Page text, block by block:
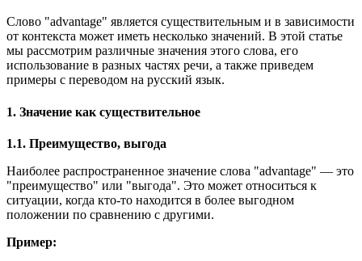
Слово "advantage" является существительным и в зависимости
от контекста может иметь несколько значений. В этой статье
мы рассмотрим различные значения этого слова, его
использование в разных частях речи, а также приведем
примеры с переводом на русский язык.
1. Значение как существительное
1.1. Преимущество, выгода
Наиболее распространенное значение слова "advantage" — это
"преимущество" или "выгода". Это может относиться к
ситуации, когда кто-то находится в более выгодном
положении по сравнению с другими.
Пример: